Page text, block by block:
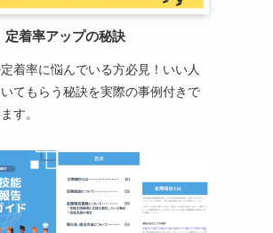
定着率アップの秘訣
着率に悩んでいる方必見！いい人
てもらう秘訣を実際の事例付きで
す。